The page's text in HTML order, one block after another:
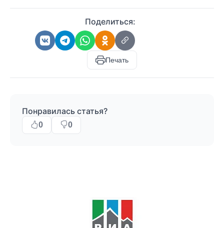
Поделиться:
Печать
Понравилась статья?
0 0